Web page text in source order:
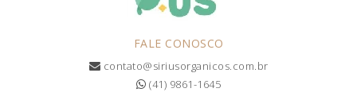
FALE CONOSCO
contato@siriusorganicos.com.br
(41) 9861-1645